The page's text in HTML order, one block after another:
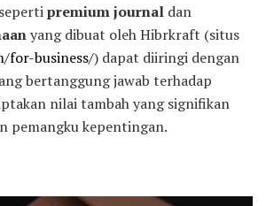
premium journal dan
yang dibuat oleh Hibrkraft (situs
for-business/) dapat diiringi dengan
bertanggung jawab terhadap
nilai tambah yang signifikan
pemangku kepentingan.